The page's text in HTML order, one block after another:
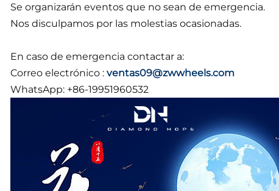
Se organizarán eventos que no sean de emergencia.
Nos disculpamos por las molestias ocasionadas.
En caso de emergencia contactar a:
Correo electrónico :ventas09@zwwheels.com
WhatsApp: +86-19951960532